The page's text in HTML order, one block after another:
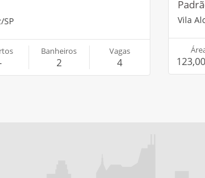
SP
Banheiros
2
Vagas
4
Vila